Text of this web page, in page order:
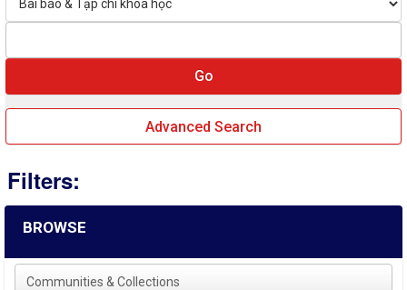
Advanced Search
Filters:
BROWSE
Communities & Collections